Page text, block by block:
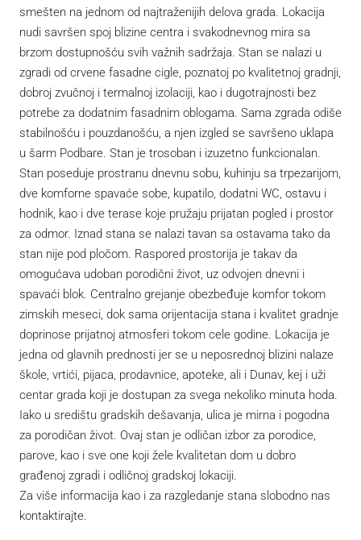
smešten na jednom od najtraženijih delova grada. Lokacija
nudi savršen spoj blizine centra i svakodnevnog mira sa
brzom dostupnošću svih važnih sadržaja. Stan se nalazi u
zgradi od crvene fasadne cigle, poznatoj po kvalitetnoj gradnji,
dobroj zvučnoj i termalnoj izolaciji, kao i dugotrajnosti bez
potrebe za dodatnim fasadnim oblogama. Sama zgrada odiše
stabilnošću i pouzdanošću, a njen izgled se savršeno uklapa
u šarm Podbare. Stan je trosoban i izuzetno funkcionalan.
Stan poseduje prostranu dnevnu sobu, kuhinju sa trpezarijom,
dve komforne spavaće sobe, kupatilo, dodatni WC, ostavu i
hodnik, kao i dve terase koje pružaju prijatan pogled i prostor
za odmor. Iznad stana se nalazi tavan sa ostavama tako da
stan nije pod pločom. Raspored prostorija je takav da
omogućava udoban porodični život, uz odvojen dnevni i
spavaći blok. Centralno grejanje obezbeđuje komfor tokom
zimskih meseci, dok sama orijentacija stana i kvalitet gradnje
doprinose prijatnoj atmosferi tokom cele godine. Lokacija je
jedna od glavnih prednosti jer se u neposrednoj blizini nalaze
škole, vrtići, pijaca, prodavnice, apoteke, ali i Dunav, kej i uži
centar grada koji je dostupan za svega nekoliko minuta hoda.
Iako u središtu gradskih dešavanja, ulica je mirna i pogodna
za porodičan život. Ovaj stan je odličan izbor za porodice,
parove, kao i sve one koji žele kvalitetan dom u dobro
građenoj zgradi i odličnoj gradskoj lokaciji.
Za više informacija kao i za razgledanje stana slobodno nas
kontaktirajte.